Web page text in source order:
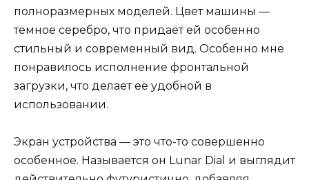
полноразмерных моделей. Цвет машины —
тёмное серебро, что придаёт ей особенно
стильный и современный вид. Особенно мне
понравилось исполнение фронтальной
загрузки, что делает её удобной в
использовании.
Экран устройства — это что-то совершенно
особенное. Называется он Lunar Dial и выглядит